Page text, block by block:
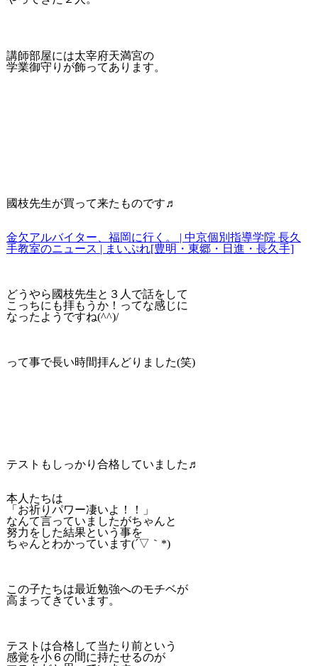
講師部屋には太宰府天満宮の
学業御守りが飾ってあります。
國枝先生が買って来たものです♬
金欠アルバイター、福岡に行く。 | 中京個別指導学院 長久
手教室のニュース | まいぷれ[豊明・東郷・日進・長久手]
どうやら國枝先生と３人で話をして
こっちにも拝もうか！ってな感じに
なったようですね(^^)/
って事で長い時間拝んどりました(笑)
テストもしっかり合格していました♬
本人たちは
「お祈りパワー凄いよ！！」
なんて言っていましたがちゃんと
努力をした結果という事を
ちゃんとわかっています(´▽｀*)
この子たちは最近勉強へのモチベが
高まってきています。
テストは合格して当たり前という
感覚を小６の間に持たせるのが